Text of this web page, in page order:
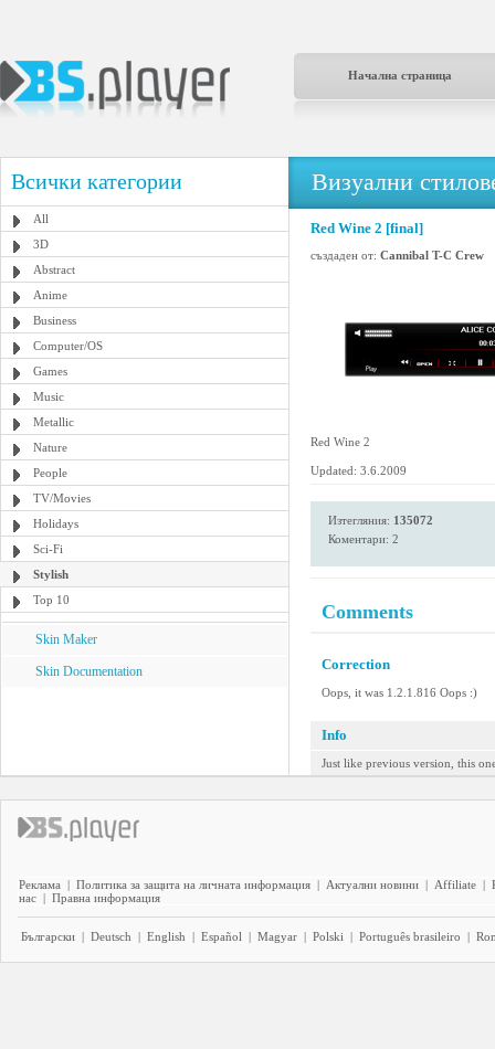
Начална страница
Всички категории
All
3D
Abstract
Anime
Business
Computer/OS
Games
Music
Metallic
Nature
People
TV/Movies
Holidays
Sci-Fi
Stylish
Top 10
Skin Maker
Skin Documentation
Визуални
Red Wine 2 [final]
създаден от: Cannibal T-C Crew
Red Wine 2
Updated: 3.6.2009
Изтегляния: 135072
Коментари: 2
Comments
Correction
Oops, it was 1.2.1.816 Oops :)
Info
Just like previous version, this
Реклама | Политика за защита на личната информация | Актуални новини | Affiliate |
нас | Правна информация
Български | Deutsch | English | Español | Magyar | Polski | Português brasileiro |